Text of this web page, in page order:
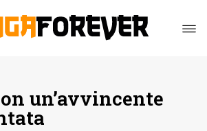
un’avvincente